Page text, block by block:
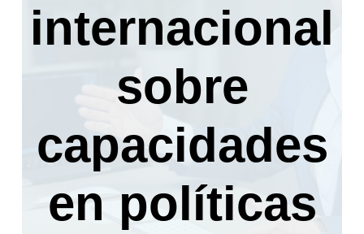
internacional
sobre
capacidades
en políticas